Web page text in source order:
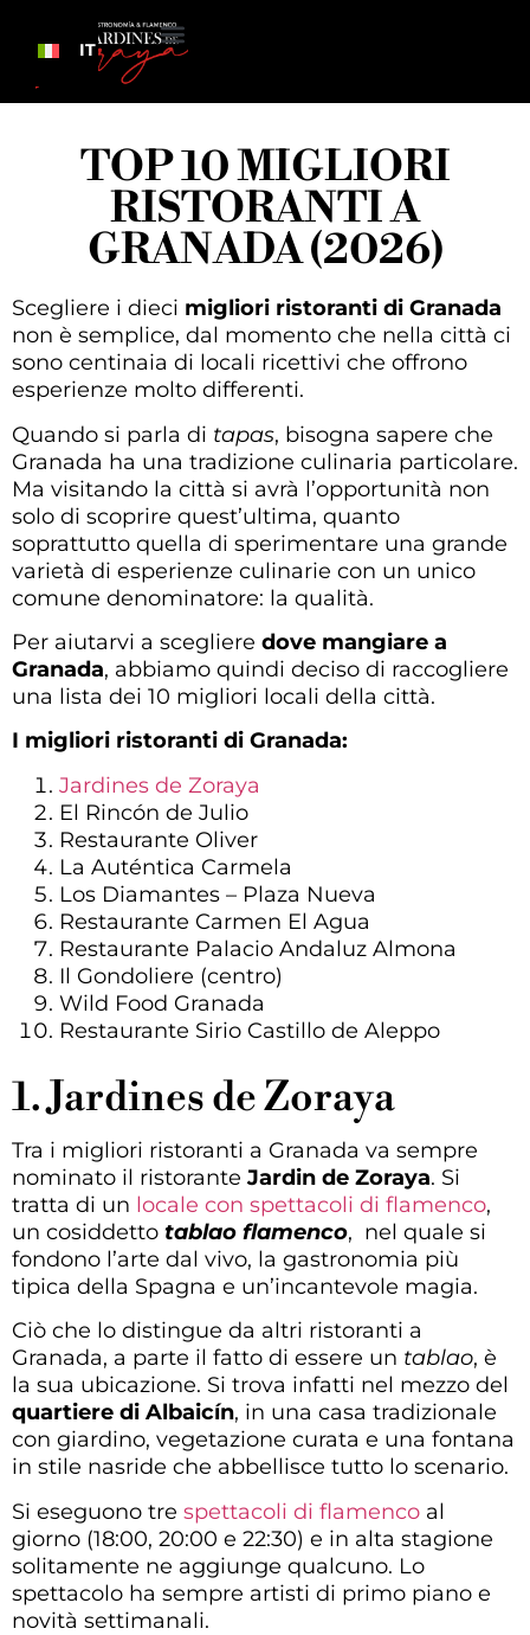
IT
TOP 10 MIGLIORI
RISTORANTI A
GRANADA (2026)
Scegliere i dieci migliori ristoranti di Granada
non è semplice, dal momento che nella città ci
sono centinaia di locali ricettivi che offrono
esperienze molto differenti.
Quando si parla di tapas, bisogna sapere che
Granada ha una tradizione culinaria particolare.
Ma visitando la città si avrà l’opportunità non
solo di scoprire quest’ultima, quanto
soprattutto quella di sperimentare una grande
varietà di esperienze culinarie con un unico
comune denominatore: la qualità.
Per aiutarvi a scegliere dove mangiare a
Granada, abbiamo quindi deciso di raccogliere
una lista dei 10 migliori locali della città.
I migliori ristoranti di Granada:
Jardines de Zoraya
El Rincón de Julio
Restaurante Oliver
La Auténtica Carmela
Los Diamantes – Plaza Nueva
Restaurante Carmen El Agua
Restaurante Palacio Andaluz Almona
Il Gondoliere (centro)
Wild Food Granada
Restaurante Sirio Castillo de Aleppo
1. Jardines de Zoraya
Tra i migliori ristoranti a Granada va sempre
nominato il ristoranteJardin de Zoraya. Si
tratta di un locale con spettacoli di flamenco,
un cosiddetto tablao flamenco, nel quale si
fondono l’arte dal vivo, la gastronomia più
tipica della Spagna e un’incantevole magia.
Ciò che lo distingue da altri ristoranti a
Granada, a parte il fatto di essere un tablao, è
la sua ubicazione. Si trova infatti nel mezzo del
quartiere di Albaicín, in una casa tradizionale
con giardino, vegetazione curata e una fontana
in stile nasride che abbellisce tutto lo scenario.
Si eseguono tre spettacoli di flamenco al
giorno (18:00, 20:00 e 22:30) e in alta stagione
solitamente ne aggiunge qualcuno. Lo
spettacolo ha sempre artisti di primo piano e
novità settimanali.